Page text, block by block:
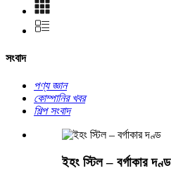
সংবাদ
পণ্য জ্ঞান
কোম্পানির খবর
শিল্প সংবাদ
ইহং স্টিল – বর্গাকার দণ্ড